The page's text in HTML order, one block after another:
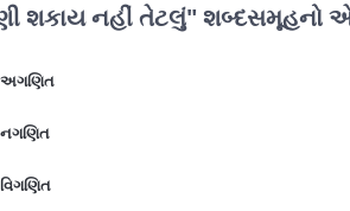
શકાય નહીં તેટલું" શબ્દસમૂહનો
અગણિત
નગણિત
વિગણિત